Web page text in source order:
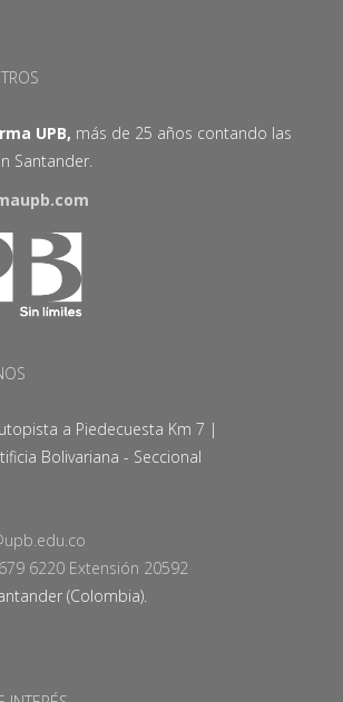
UPB, más de 25 años contando las
Santander.
a Piedecuesta Km 7 |
Bolivariana - Seccional
6220 Extensión 20592
(Colombia).